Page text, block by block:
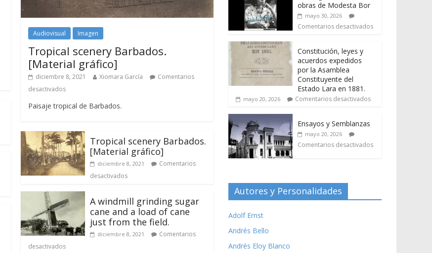
Audiovisual Imagen
Tropical scenery Barbados.
[Material gráfico]
diciembre 8, 2021 Xiomara García
Comentarios
desactivados
Paisaje tropical de Barbados.
Tropical scenery Barbados.
[Material gráfico]
diciembre 8, 2021
Comentarios
desactivados
A windmill grinding sugar
cane and a load of cane
just from the field.
diciembre 8, 2021
Comentarios
desactivados
obras de Modesta Bor
mayo 30, 2026
Comentarios desactivados
Constitución, leyes y
acuerdos expedidos
por la Asamblea
Constituyente del
Estado Lara en 1881.
mayo 20, 2026 Comentarios desactivados
Ensayos y Semblanzas
mayo 20, 2026
Comentarios desactivados
Autores y Personalidades
Adolf Ernst
Andrés Bello
Andrés Eloy Blanco